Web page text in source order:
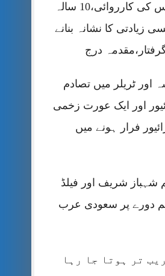
جہلم پولیس کی کارروائی،10 سالہ
زیادتی کا نشانہ بنانے
درج
اور ٹریلر میں تصادم
اور ایک عورت زخمی
فرار ہونے میں
شہباز شریف اور فیلڈ
دورے پر سعودی عرب
تر ہوتا جا رہا